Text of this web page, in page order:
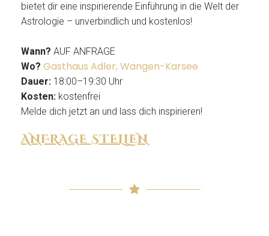
bietet dir eine inspirierende Einführung in die Welt der
Astrologie – unverbindlich und kostenlos!
Wann? AUF ANFRAGE
Wo? Gasthaus Adler, Wangen-Karsee
Dauer: 18:00–19:30 Uhr
Kosten: kostenfrei
Melde dich jetzt an und lass dich inspirieren!
ANFRAGE STELLEN